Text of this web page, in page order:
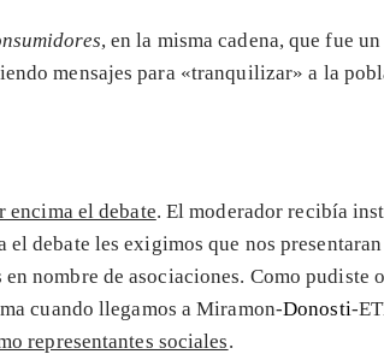
, en la misma cadena, que fue un
mensajes para «tranquilizar» a la
encima el debate. El moderador recibía
debate les exigimos que nos
nombre de asociaciones. Como pudiste
cuando llegamos a Miramon-Donosti-
representantes sociales.